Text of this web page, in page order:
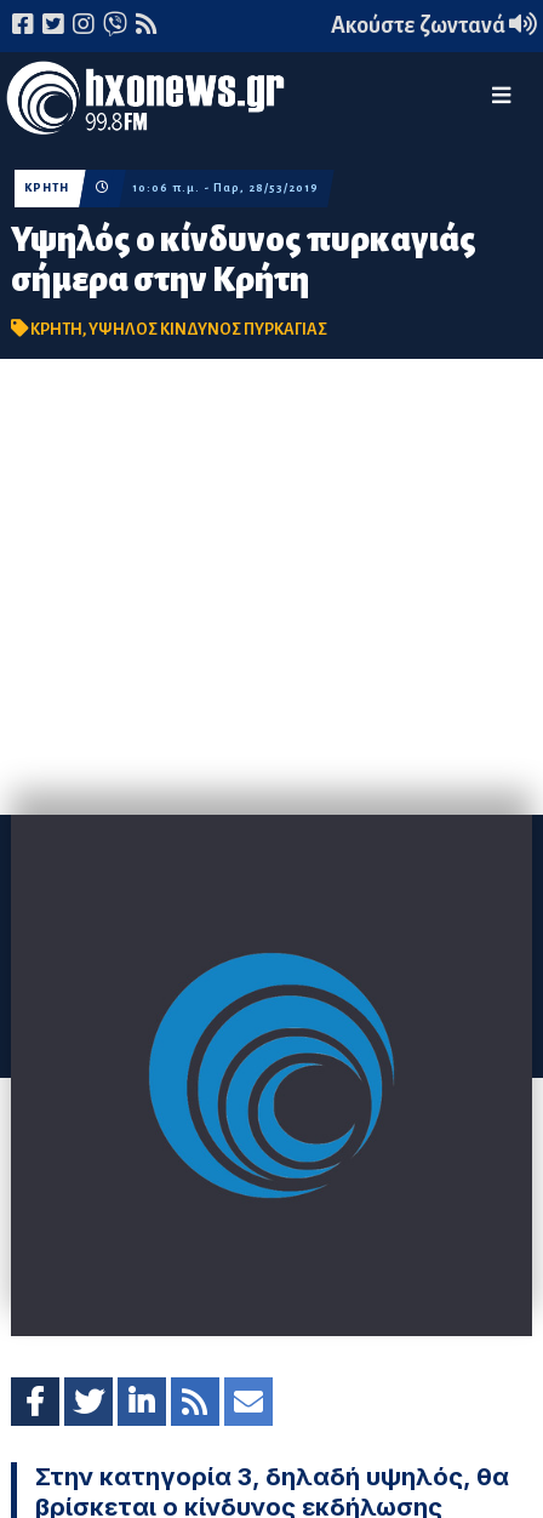
Ακούστε ζωντανά
Υψηλός ο κίνδυνος πυρκαγιάς
σήμερα στην Κρήτη
ΚΡΗΤΗ 10:06 π.μ. - Παρ, 28/53/2019
ΚΡΗΤΗ,ΥΨΗΛΟΣ ΚΙΝΔΥΝΟΣ ΠΥΡΚΑΓΙΑΣ
Στην κατηγορία 3, δηλαδή υψηλός, θα
βρίσκεται ο κίνδυνος εκδήλωσης